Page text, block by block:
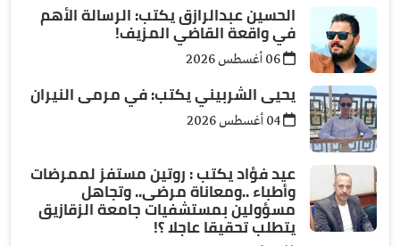
الحسين عبدالرازق يكتب: الرسالة الأهم
في واقعة القاضي المزيف!
يحيى الشربيني يكتب: في مرمى النيران
عيد فؤاد يكتب : روتين مستفز لممرضات
وأطباء ..ومعاناة مرضى.. وتجاهل
مسؤولين بمستشفيات جامعة الزقازيق
يتطلب تحقيقا عاجلا ؟!